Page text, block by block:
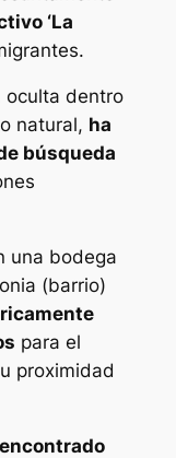
‘La
oculta dentro
natural, ha
búsqueda
una bodega
(barrio)
para el
proximidad